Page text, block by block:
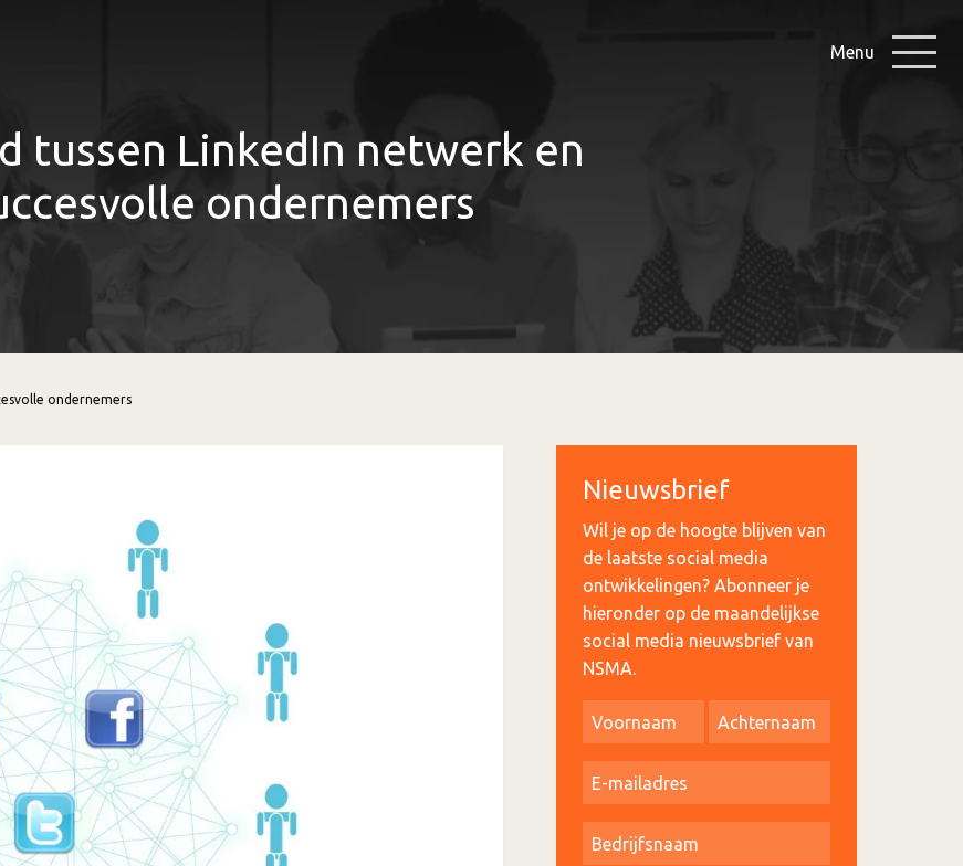
Menu
tussen LinkedIn netwerk en
ondernemers
ondernemers
Nieuwsbrief
Wil je op de hoogte blijven van
de laatste social media
ontwikkelingen? Abonneer je
hieronder op de maandelijkse
social media nieuwsbrief van
NSMA.